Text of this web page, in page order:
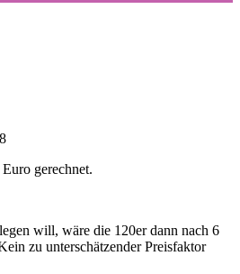
gerechnet.
will, wäre die 120er dann nach 6
zu unterschätzender Preisfaktor